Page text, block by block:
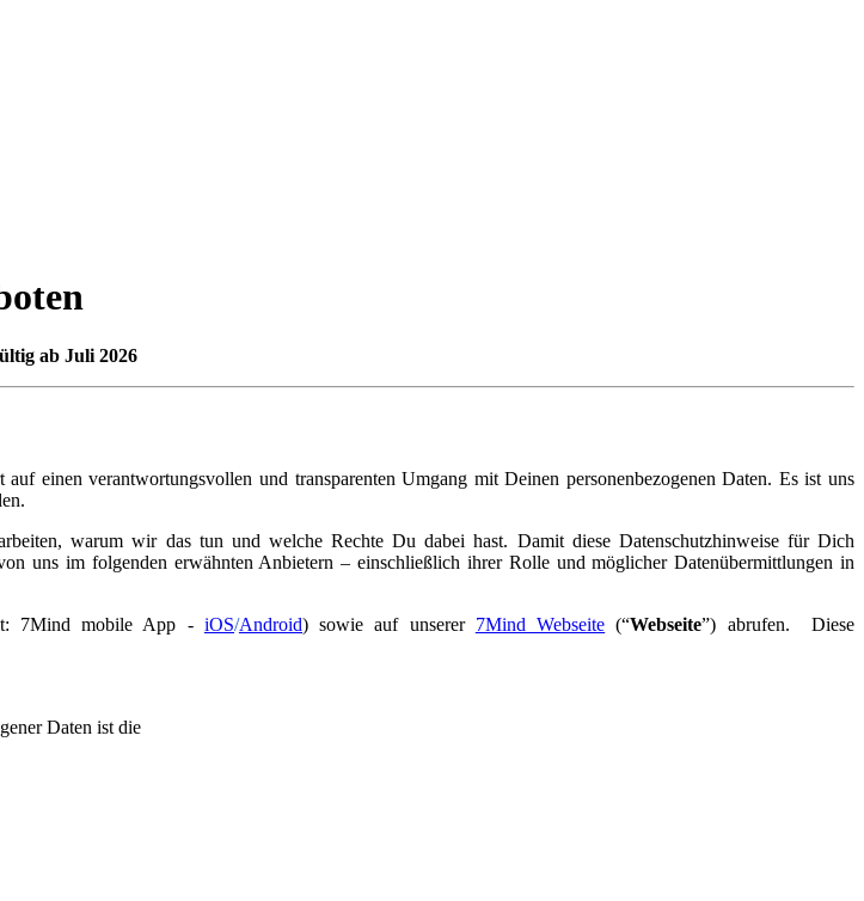
ab Juli 2026
einen verantwortungsvollen und transparenten Umgang mit Deinen personenbezogenen Daten. Es ist uns
warum wir das tun und welche Rechte Du dabei hast. Damit diese Datenschutzhinweise für Dich
uns im folgenden erwähnten Anbietern – einschließlich ihrer Rolle und möglicher Datenübermittlungen in
7Mind mobile App - iOS/Android) sowie auf unserer 7Mind Webseite (“Webseite”) abrufen. Diese
Daten ist die